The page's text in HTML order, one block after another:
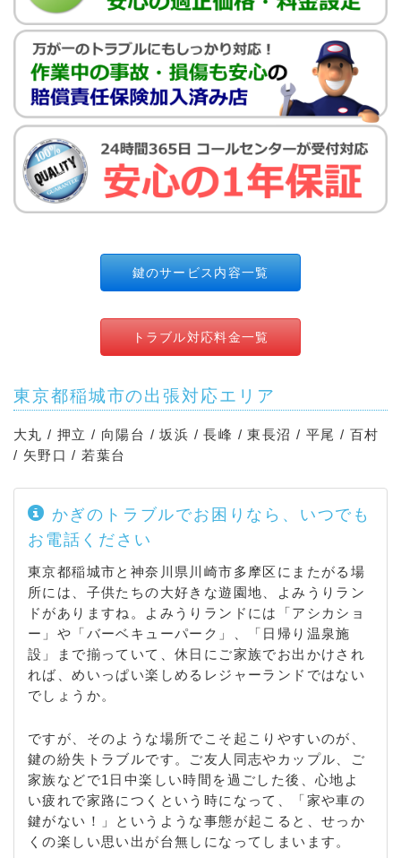
鍵のサービス内容一覧
トラブル対応料金一覧
東京都稲城市の出張対応エリア
大丸 / 押立 / 向陽台 / 坂浜 / 長峰 / 東長沼 / 平尾 / 百村
/ 矢野口 / 若葉台
かぎのトラブルでお困りなら、いつでも
お電話ください
東京都稲城市と神奈川県川崎市多摩区にまたがる場
所には、子供たちの大好きな遊園地、よみうりラン
ドがありますね。よみうりランドには「アシカショ
ー」や「バーベキューパーク」、「日帰り温泉施
設」まで揃っていて、休日にご家族でお出かけされ
れば、めいっぱい楽しめるレジャーランドではない
でしょうか。
ですが、そのような場所でこそ起こりやすいのが、
鍵の紛失トラブルです。ご友人同志やカップル、ご
家族などで1日中楽しい時間を過ごした後、心地よ
い疲れで家路につくという時になって、「家や車の
鍵がない！」というような事態が起こると、せっか
くの楽しい思い出が台無しになってしまいます。